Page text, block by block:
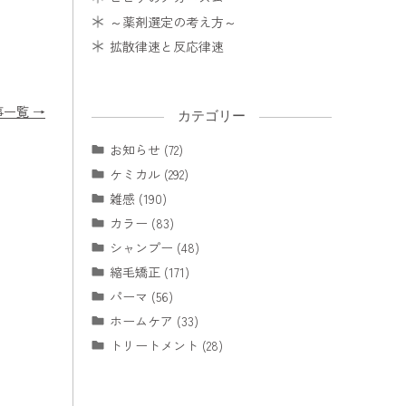
一覧 →
～薬剤選定の考え方～
拡散律速と反応律速
カテゴリー
お知らせ (72)
ケミカル (292)
雑感 (190)
カラー (83)
シャンプー (48)
縮毛矯正 (171)
パーマ (56)
ホームケア (33)
トリートメント (28)